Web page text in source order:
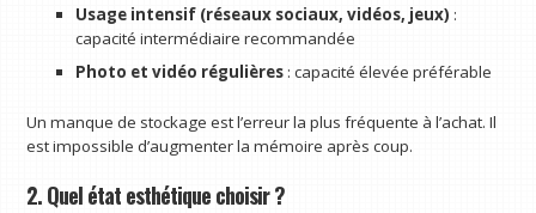
Usage intensif (réseaux sociaux, vidéos, jeux) :
capacité intermédiaire recommandée
Photo et vidéo régulières: capacité élevée préférable
Un manque de stockage est l’erreur la plus fréquente à l’achat. Il
est impossible d’augmenter la mémoire après coup.
2. Quel état esthétique choisir ?